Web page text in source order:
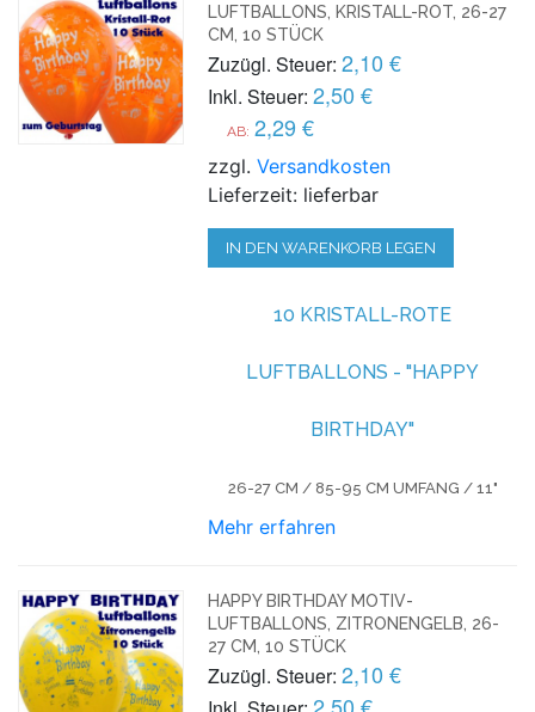
LUFTBALLONS, KRISTALL-ROT, 26-27
CM, 10 STÜCK
Zuzügl. Steuer: 2,10 €
Inkl. Steuer: 2,50 €
AB: 2,29 €
zzgl.Versandkosten
Lieferzeit: lieferbar
IN DEN WARENKORB LEGEN
10 KRISTALL-ROTE
LUFTBALLONS - "HAPPY
BIRTHDAY"
26-27 CM / 85-95 CM UMFANG / 11"
Mehr erfahren
HAPPY BIRTHDAY MOTIV-
LUFTBALLONS, ZITRONENGELB, 26-
27 CM, 10 STÜCK
Zuzügl. Steuer: 2,10 €